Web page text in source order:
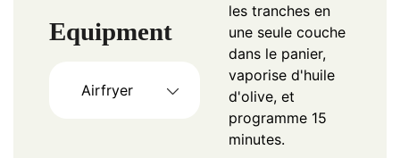
Equipment
Airfryer
les tranches en
une seule couche
dans le panier,
vaporise d'huile
d'olive, et
programme 15
minutes.